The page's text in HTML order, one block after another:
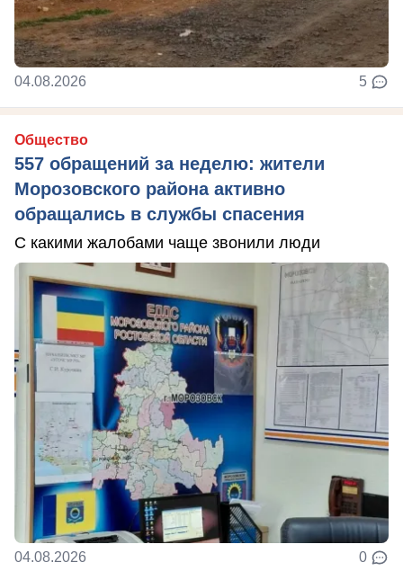
04.08.2026 5
Общество
557 обращений за неделю: жители
Морозовского района активно
обращались в службы спасения
С какими жалобами чаще звонили люди
04.08.2026 0